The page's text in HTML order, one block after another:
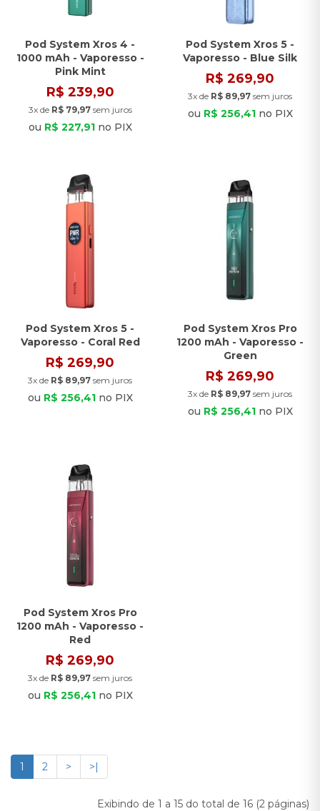
Pod System Xros 4 -
1000 mAh - Vaporesso -
Pink Mint
R$ 239,90
3x de R$ 79,97sem juros
ou R$ 227,91no PIX
Pod System Xros 5 -
Vaporesso - Blue Silk
R$ 269,90
3x de R$ 89,97 sem juros
ou R$ 256,41no PIX
Pod System Xros 5 -
Vaporesso - Coral Red
R$ 269,90
3x de R$ 89,97 sem juros
ou R$ 256,41no PIX
Pod System Xros Pro
1200 mAh - Vaporesso -
Green
R$ 269,90
3x de R$ 89,97 sem juros
ou R$ 256,41no PIX
Pod System Xros Pro
1200 mAh - Vaporesso -
Red
R$ 269,90
3x de R$ 89,97 sem juros
ou R$ 256,41no PIX
1 2 > >|
Exibindo de 1 a 15 do total de 16 (2 páginas)